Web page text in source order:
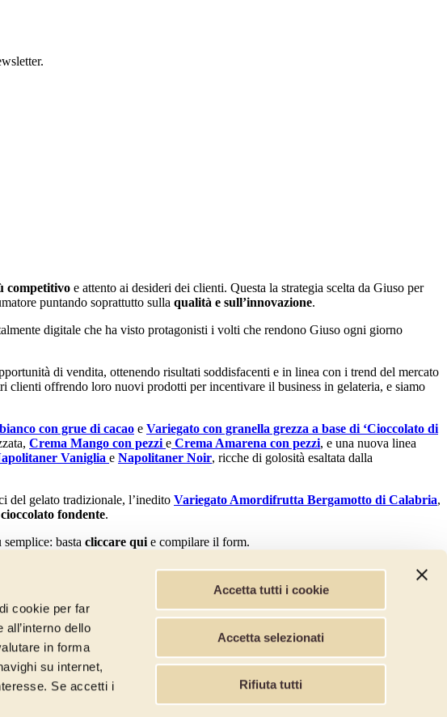
cookie per far
dello
in forma
su internet,
Se accetti i
Accetta tutti i cookie
Accetta selezionati
Rifiuta tutti
competitivo e attento ai desideri dei clienti. Questa la strategia scelta da Giuso per
puntando soprattutto sulla qualità e sull’innovazione.
digitale che ha visto protagonisti i volti che rendono Giuso ogni giorno
di vendita, ottenendo risultati soddisfacenti e in linea con i trend del mercato
clienti offrendo loro nuovi prodotti per incentivare il business in gelateria, e siamo
con grue di cacao e Variegato con granella grezza a base di ‘Cioccolato di
Crema Mango con pezzie Crema Amarena con pezzi, e una nuova linea
Vaniglia e Napolitaner Noir, ricche di golosità esaltata dalla
del gelato tradizionale, l’inedito Variegato Amordifrutta Bergamotto di Calabria,
fondente.
basta cliccare quie compilare il form.
newsletter
Presto il consenso al trattamento dei dati per l'invio di informative